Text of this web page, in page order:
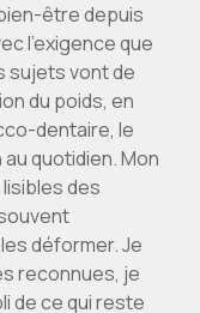
être depuis
l'exigence que
sujets vont de
du poids, en
dentaire, le
quotidien. Mon
des
déformer. Je
reconnues, je
de ce qui reste